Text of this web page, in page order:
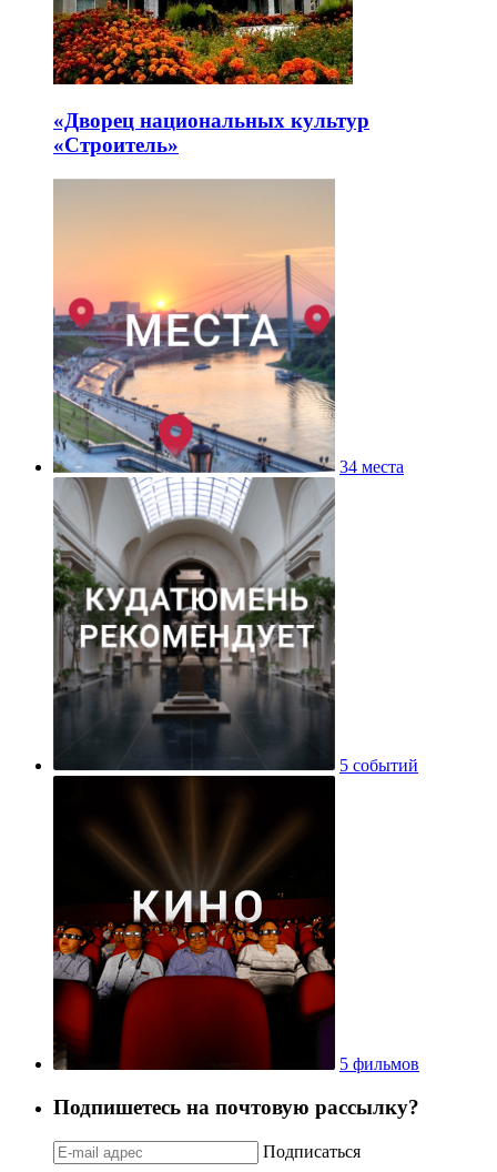
«Дворец национальных культур
«Строитель»
34 места
5 событий
5 фильмов
Подпишетесь на почтовую рассылку?
Подписаться